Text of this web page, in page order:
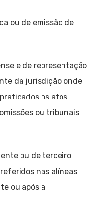
ou de emissão de
e de representação
da jurisdição onde
os atos
ou tribunais
ou de terceiro
nas alíneas
ou após a